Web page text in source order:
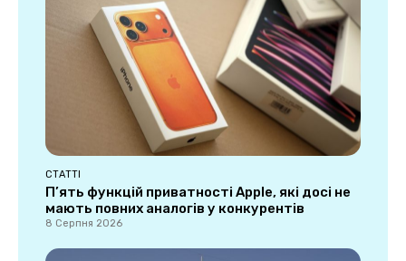
СТАТТІ
П’ять функцій приватності Apple, які досі не
мають повних аналогів у конкурентів
8 Серпня 2026